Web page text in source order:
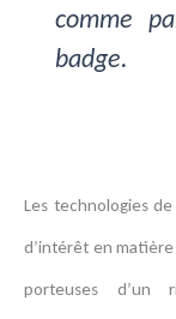
comme
badge.
Les technologies
d’intérêt en
porteuses d’un